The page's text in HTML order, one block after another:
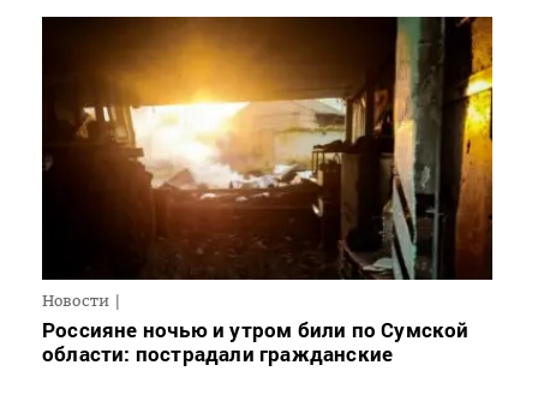
Новости
Россияне ночью и утром били по Сумской
области: пострадали гражданские